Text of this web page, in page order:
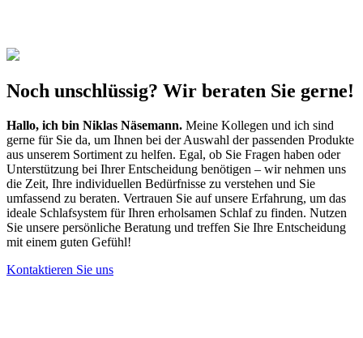
Noch unschlüssig? Wir beraten Sie gerne!
Hallo, ich bin Niklas Näsemann. Meine Kollegen und ich sind
gerne für Sie da, um Ihnen bei der Auswahl der passenden Produkte
aus unserem Sortiment zu helfen. Egal, ob Sie Fragen haben oder
Unterstützung bei Ihrer Entscheidung benötigen – wir nehmen uns
die Zeit, Ihre individuellen Bedürfnisse zu verstehen und Sie
umfassend zu beraten. Vertrauen Sie auf unsere Erfahrung, um das
ideale Schlafsystem für Ihren erholsamen Schlaf zu finden. Nutzen
Sie unsere persönliche Beratung und treffen Sie Ihre Entscheidung
mit einem guten Gefühl!
Kontaktieren Sie uns